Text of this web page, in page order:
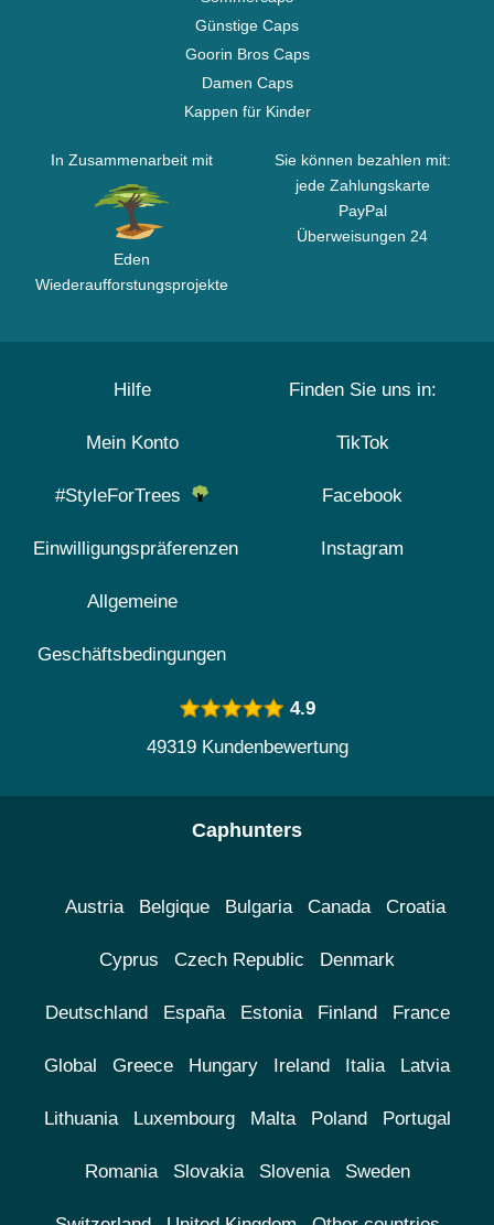
Günstige Caps
Goorin Bros Caps
Damen Caps
Kappen für Kinder
In Zusammenarbeit mit
Eden
Wiederaufforstungsprojekte
Sie können bezahlen mit:
jede Zahlungskarte
PayPal
Überweisungen 24
Hilfe
Mein Konto
#StyleForTrees
Einwilligungspräferenzen
Allgemeine
Geschäftsbedingungen
Finden Sie uns in:
TikTok
Facebook
Instagram
4.9
49319 Kundenbewertung
Caphunters
Austria Belgique Bulgaria Canada Croatia
Cyprus Czech Republic Denmark
Deutschland España Estonia Finland France
Global Greece Hungary Ireland Italia Latvia
Lithuania Luxembourg Malta Poland Portugal
Romania Slovakia Slovenia Sweden